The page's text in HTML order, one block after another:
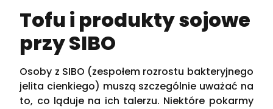
Tofu i produkty sojowe
przy SIBO
Osoby z SIBO (zespołem rozrostu bakteryjnego
jelita cienkiego) muszą szczególnie uważać na
to, co ląduje na ich talerzu. Niektóre pokarmy